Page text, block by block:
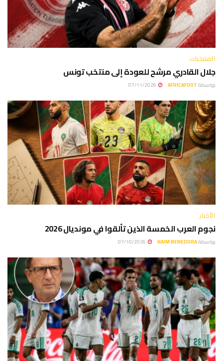
المنتخبات
جلال القادري مرشح للعودة إلى منتخب تونس
بواسطةAFRICAFOOT
الأخبار
نجوم العرب الخمسة الذين تألقوا في مونديال 2026
بواسطةNAIM BENEDDRA